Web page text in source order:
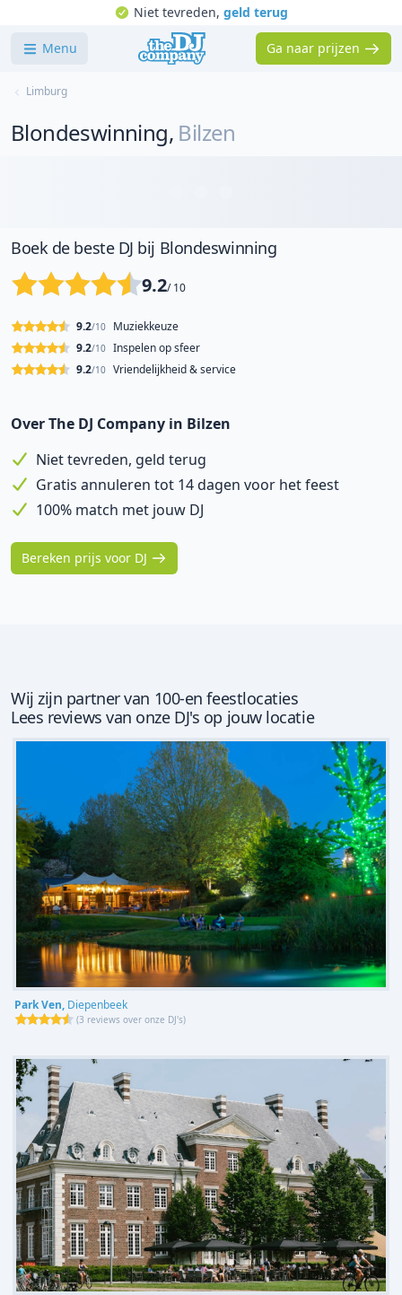
Niet tevreden, geld terug
Menu Ga naar prijzen
Limburg
Blondeswinning, Bilzen
Boek de beste DJ bij Blondeswinning
9.2/ 10
Muziekkeuze
9.2/10
Inspelen op sfeer
9.2/10
Vriendelijkheid & service
9.2/10
Over The DJ Company in Bilzen
Niet tevreden, geld terug
Gratis annuleren tot 14 dagen voor het feest
100% match met jouw DJ
Bereken prijs voor DJ
Wij zijn partner van 100-en feestlocaties
Lees reviews van onze DJ's op jouw locatie
Park Ven, Diepenbeek
(3 reviews over onze DJ's)